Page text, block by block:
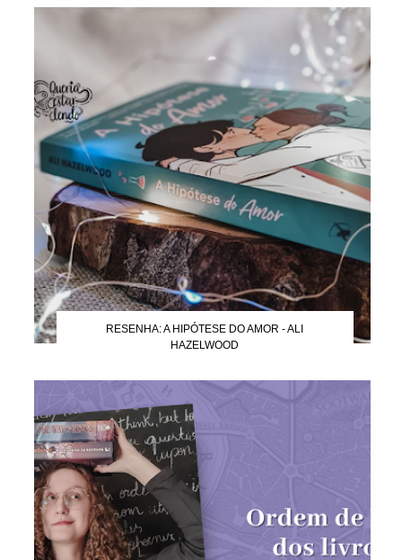
RESENHA: A HIPÓTESE DO AMOR - ALI
HAZELWOOD